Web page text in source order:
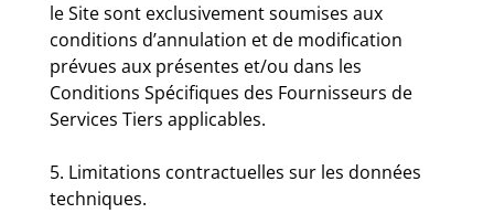
le Site sont exclusivement soumises aux
conditions d’annulation et de modification
prévues aux présentes et/ou dans les
Conditions Spécifiques des Fournisseurs de
Services Tiers applicables.
5. Limitations contractuelles sur les données
techniques.